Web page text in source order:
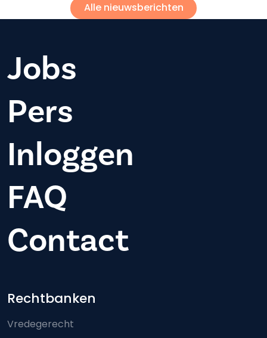
Alle nieuwsberichten
Jobs
Pers
Inloggen
FAQ
Contact
Footer-menu
Rechtbanken
Vredegerecht